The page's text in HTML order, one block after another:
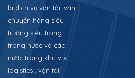
là dịch vụ vận tải, vận
chuyển hàng siêu
trường siêu trọng
trong nước và các
nước trong khu vực,
logistics , vận tải